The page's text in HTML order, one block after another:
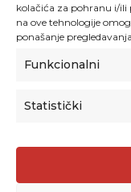
kolačića za pohranu i/
na ove tehnologije
ponašanje
Funkcionalni
Statistički
Agencija za odgoj i
Donje Svetice 38,